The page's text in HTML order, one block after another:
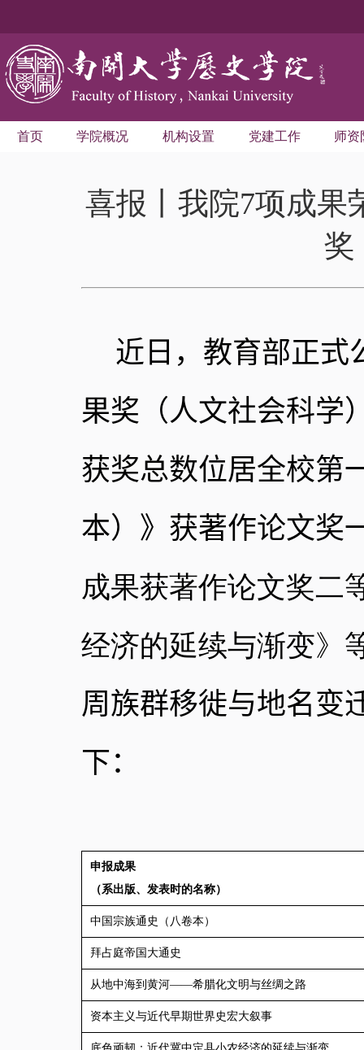
首页 学院概况 机构设置 党建工作 师资
喜报丨我院7项成果
奖
近日，教育部正式
果奖（人文社会科学
获奖总数位居全校第
本）》获著作论文奖
成果获著作论文奖二
经济的延续与渐变》
周族群移徙与地名变
下：
申报成果
（系出版、发表时的名称）
中国宗族通史（八卷本）
拜占庭帝国大通史
从地中海到黄河——希腊化文明与丝绸之路
资本主义与近代早期世界史宏大叙事